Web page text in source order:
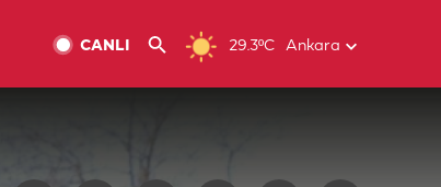
29.3ºC Ankara
CANLI